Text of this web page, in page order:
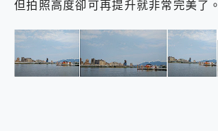
但拍照高度卻可再提升就非常完美了。